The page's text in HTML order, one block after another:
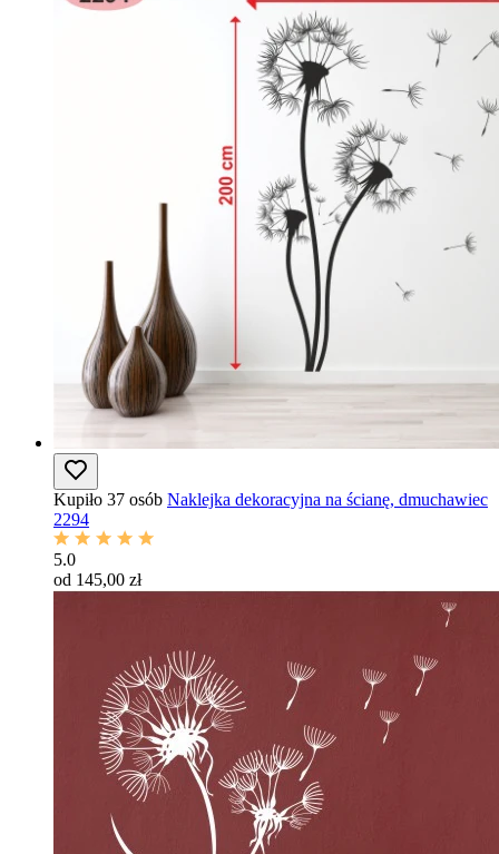
Kupiło 37 osób Naklejka dekoracyjna na ścianę, dmuchawiec
2294
5.0
od 145,00 zł